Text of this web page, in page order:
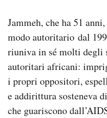
Jammeh, che ha 51
modo autoritario dal
riuniva in sé molti degli
autoritari africani:
i propri oppositori,
e addirittura sosteneva
che guariscono